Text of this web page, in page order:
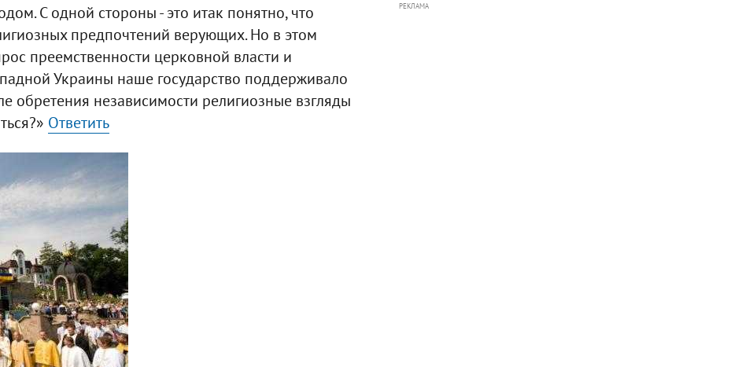
С одной стороны - это итак понятно, что
предпочтений верующих. Но в этом
преемственности церковной власти и
Украины наше государство поддерживало
обретения независимости религиозные взгляды
Ответить
РЕКЛАМА